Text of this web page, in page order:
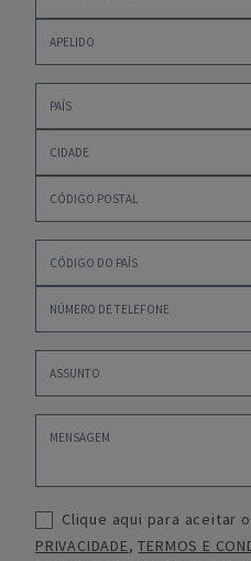
Clique aqui para aceitar
PRIVACIDADE,TERMOS E